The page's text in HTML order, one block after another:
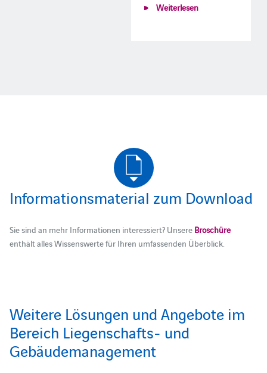
Weiterlesen
Informationsmaterial zum Download
Sie sind an mehr Informationen interessiert? Unsere Broschüre
enthält alles Wissenswerte für Ihren umfassenden Überblick.
Weitere Lösungen und Angebote im
Bereich Liegenschafts- und
Gebäudemanagement